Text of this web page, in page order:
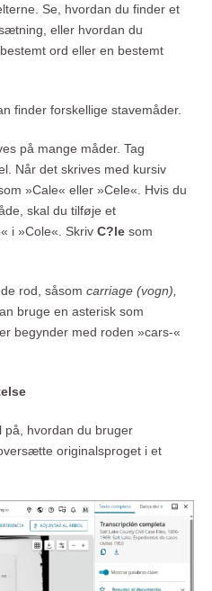
Se, hvordan du finder et
eller hvordan du
ord eller en bestemt
finder forskellige stavemåder.
på mange måder. Tag
Når det skrives med kursiv
»Cale« eller »Cele«. Hvis du
skal du tilføje et
i »Cole«. Skriv C?le som
rod, såsom carriage (vogn),
bruge en asterisk som
begynder med roden »cars-«
på, hvordan du bruger
originalsproget i et